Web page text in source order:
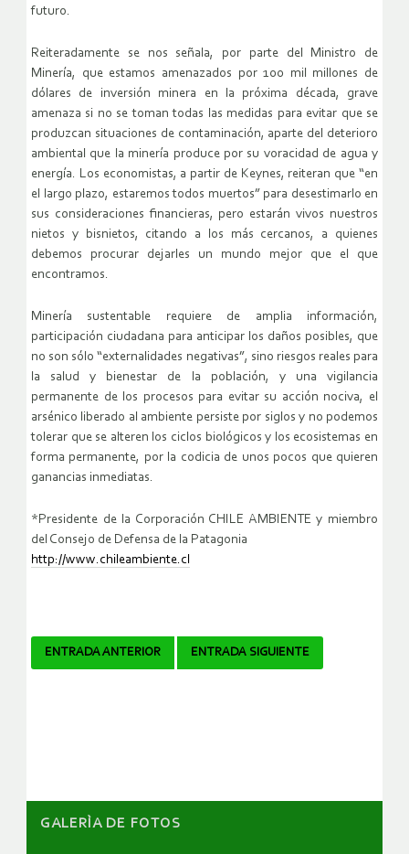
futuro.
Reiteradamente se nos señala, por parte del Ministro de
Minería, que estamos amenazados por 100 mil millones de
dólares de inversión minera en la próxima década, grave
amenaza si no se toman todas las medidas para evitar que se
produzcan situaciones de contaminación, aparte del deterioro
ambiental que la minería produce por su voracidad de agua y
energía. Los economistas, a partir de Keynes, reiteran que “en
el largo plazo, estaremos todos muertos” para desestimarlo en
sus consideraciones financieras, pero estarán vivos nuestros
nietos y bisnietos, citando a los más cercanos, a quienes
debemos procurar dejarles un mundo mejor que el que
encontramos.
Minería sustentable requiere de amplia información,
participación ciudadana para anticipar los daños posibles, que
no son sólo “externalidades negativas”, sino riesgos reales para
la salud y bienestar de la población, y una vigilancia
permanente de los procesos para evitar su acción nociva, el
arsénico liberado al ambiente persiste por siglos y no podemos
tolerar que se alteren los ciclos biológicos y los ecosistemas en
forma permanente, por la codicia de unos pocos que quieren
ganancias inmediatas.
*Presidente de la Corporación CHILE AMBIENTE y miembro
del Consejo de Defensa de la Patagonia
http://www.chileambiente.cl
Navegador
ENTRADA ANTERIOR ENTRADA SIGUIENTE
GALERÌA DE FOTOS